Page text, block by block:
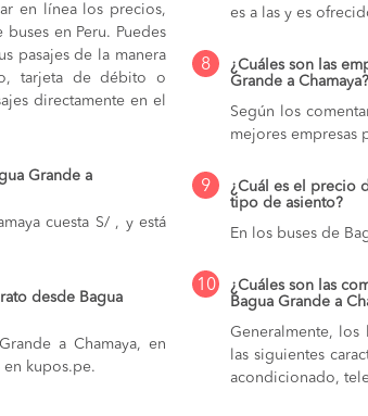
en línea los precios,
en Peru. Puedes
pasajes de la manera
tarjeta de débito o
directamente en el
Grande a
cuesta S/ , y está
desde Bagua
a Chamaya, en
kupos.pe.
es a las y es
8
¿Cuáles son las
Grande a Chamaya?
Según los
mejores empresas
9
¿Cuál es el precio
tipo de asiento?
En los buses de
10
¿Cuáles son las
Bagua Grande a
Generalmente, los
las siguientes
acondicionado,